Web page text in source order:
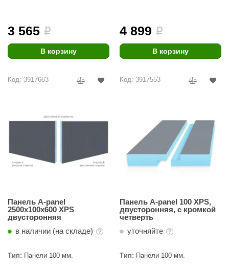
3 565 i
В корзину
4 899 i
В корзину
Код: 3917663
Панель A-panel
2500х100х600 XPS
двусторонняя
в наличии (на складе)
Тип: Панели 100 мм.
Код: 3917553
Панель A-panel 100 XPS,
двусторонняя, с кромкой
четверть
уточняйте
Тип: Панели 100 мм.